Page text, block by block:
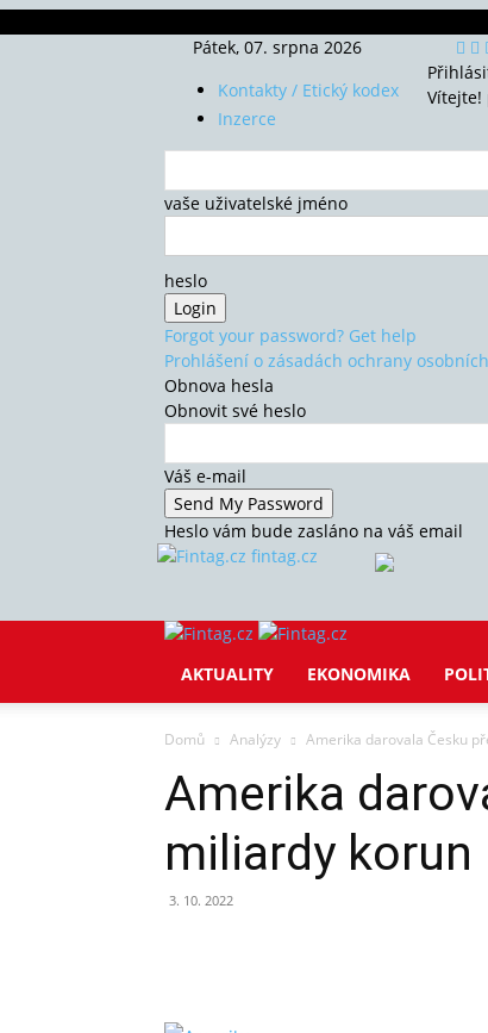
Pátek, 07. srpna 2026
Kontakty / Etický kodex
Inzerce
Vítejte!
vaše uživatelské jméno
heslo
Forgot your password? Get help
Prohlášení o zásadách ochrany
Obnova hesla
Obnovit své heslo
Váš e-mail
Heslo vám bude zasláno na váš email
fintag.cz
AKTUALITY EKONOMIKA
Domů Analýzy Amerika darovala Česku
Amerika
miliardy korun
3. 10. 2022